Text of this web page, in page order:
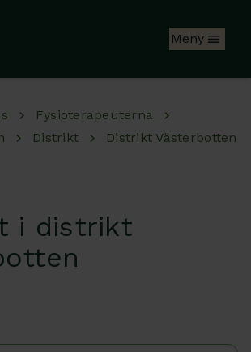
Meny
Fysioterapeuterna
Distrikt
Distrikt Västerbotten
i distrikt